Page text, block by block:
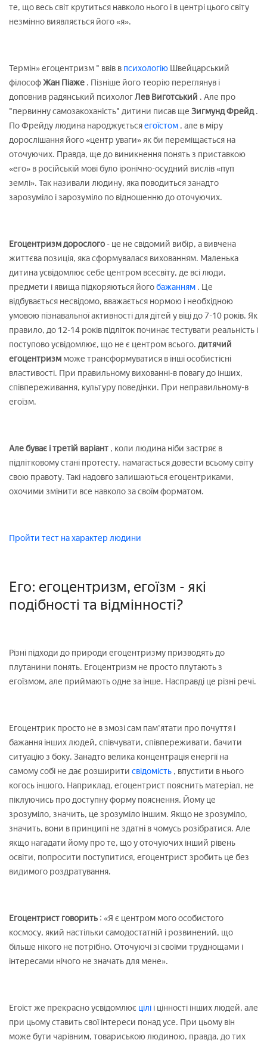
те, що весь світ крутиться навколо нього і в центрі цього світу
незмінно виявляється його «я».
Термін» егоцентризм " ввів в психологію Швейцарський
філософЖан Піаже . Пізніше його теорію переглянув і
доповнив радянський психологЛев Виготський . Але про
"первинну самозакоханість" дитини писав ще Зигмунд Фрейд.
По Фрейду людина народжуєтьсяегоїстом , але в міру
дорослішання його «центр уваги» як би переміщається на
оточуючих. Правда, ще до виникнення понять з приставкою
«его» в російській мові було іронічно-осудний вислів «пуп
землі». Так називали людину, яка поводиться занадто
зарозуміло і зарозуміло по відношенню до оточуючих.
Егоцентризм дорослого - це не свідомий вибір, а вивчена
життєва позиція, яка сформувалася вихованням. Маленька
дитина усвідомлює себе центром всесвіту, де всі люди,
предмети і явища підкоряються йогобажанням . Це
відбувається несвідомо, вважається нормою і необхідною
умовою пізнавальної активності для дітей у віці до 7-10 років. Як
правило, до 12-14 років підліток починає тестувати реальність і
поступово усвідомлює, що не є центром всього. дитячий
егоцентризм може трансформуватися в інші особистісні
властивості. При правильному вихованні-в повагу до інших,
співпереживання, культуру поведінки. При неправильному-в
егоїзм.
Але буває і третій варіант , коли людина ніби застряє в
підлітковому стані протесту, намагається довести всьому світу
свою правоту. Такі надовго залишаються егоцентриками,
охочими змінити все навколо за своїм форматом.
Пройти тест на характер людини
Его: егоцентризм, егоїзм - які
подібності та відмінності?
Різні підходи до природи егоцентризму призводять до
плутанини понять. Егоцентризм не просто плутають з
егоїзмом, але приймають одне за інше. Насправді це різні речі.
Егоцентрик просто не в змозі сам пам'ятати про почуття і
бажання інших людей, співчувати, співпереживати, бачити
ситуацію з боку. Занадто велика концентрація енергії на
самому собі не дає розширити свідомість , впустити в нього
когось іншого. Наприклад, егоцентрист пояснить матеріал, не
піклуючись про доступну форму пояснення. Йому це
зрозуміло, значить, це зрозуміло іншим. Якщо не зрозуміло,
значить, вони в принципі не здатні в чомусь розібратися. Але
якщо нагадати йому про те, що у оточуючих інший рівень
освіти, попросити поступитися, егоцентрист зробить це без
видимого роздратування.
Егоцентрист говорить : «Я є центром мого особистого
космосу, який настільки самодостатній і розвинений, що
більше нікого не потрібно. Оточуючі зі своїми труднощами і
інтересами нічого не значать для мене».
Егоїст же прекрасно усвідомлює цілі і цінності інших людей, але
при цьому ставить свої інтереси понад усе. При цьому він
може бути чарівним, товариською людиною, правда, до тих